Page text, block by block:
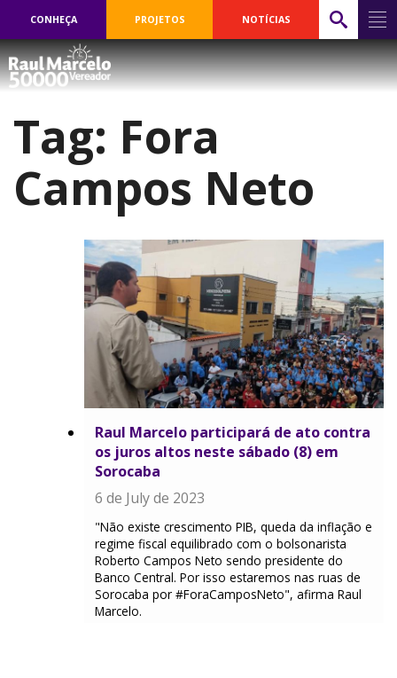
CONHEÇA PROJETOS NOTÍCIAS
Tag: Fora
Campos Neto
Raul Marcelo participará de ato contra
os juros altos neste sábado (8) em
Sorocaba
6 de July de 2023
"Não existe crescimento PIB, queda da inflação e
regime fiscal equilibrado com o bolsonarista
Roberto Campos Neto sendo presidente do
Banco Central. Por isso estaremos nas ruas de
Sorocaba por #ForaCamposNeto", afirma Raul
Marcelo.